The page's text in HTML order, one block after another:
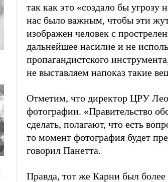
так как это «создало бы угрозу
нас было важным, чтобы эти
изображен человек с
дальнейшее насилие и не
пропагандистского
не выставляем напоказ такие
Отметим, что директор ЦРУ
фотографии. «Правительство
сделать, полагают, что есть
то момент фотография будет
говорил Панетта.
Правда, тот же Карни был более